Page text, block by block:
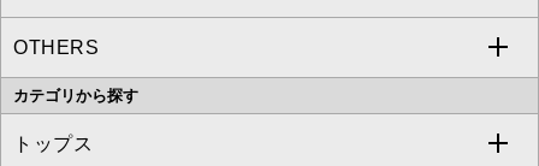
MK MICHEL KLEIN
OFUON le MK
MICHEL KLEIN HOMME
MK MICHEL KLEIN HOMME
a.v.v
OTHERS
MK MICHEL KLEIN BAG
カテゴリから探す
トップス